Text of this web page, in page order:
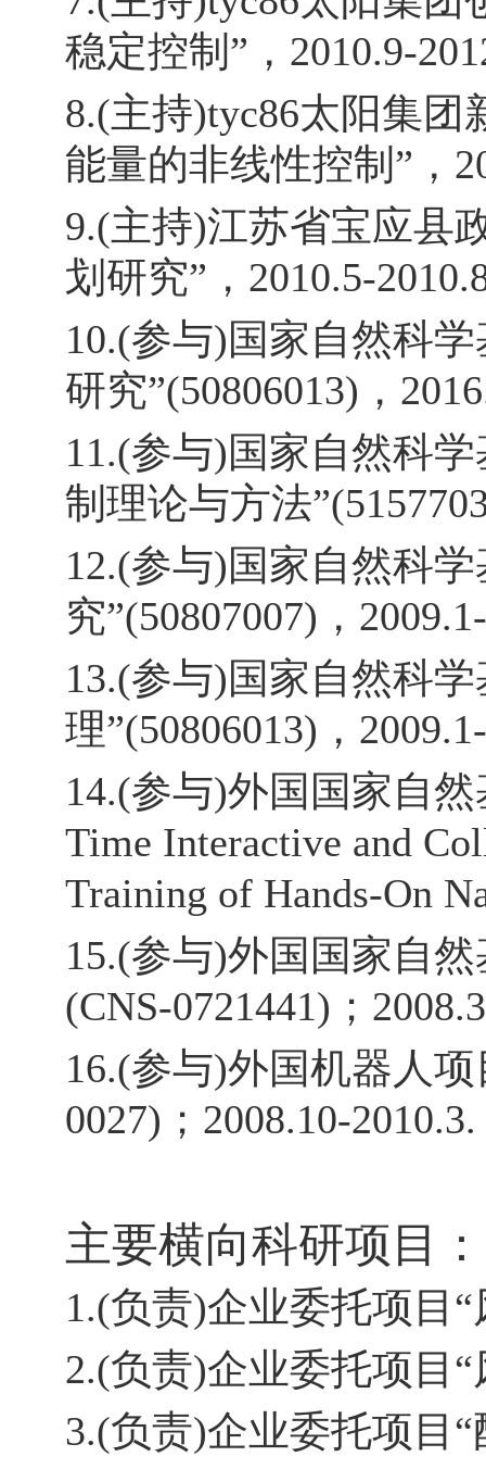
稳定控制”，2010.9-
8.(主持)tyc86太阳集
能量的非线性控制”，
9.(主持)江苏省宝应县
划研究”，2010.5-
10.(参与)国家自然科
研究”(50806013)，
11.(参与)国家自然科
制理论与方法
12.(参与)国家自然科
究”(50807007)，
13.(参与)国家自然科
理”(50806013)，
14.(参与)外国国家自然
Time Interactive and
Training of Hands-On
15.(参与)外国国家自然
(CNS-0721441)；
16.(参与)外国机器人项
0027)；2008.10-2010.3.
主要横向科研项目：
1.(负责)企业委托项目
2.(负责)企业委托项目
3.(负责)企业委托项目